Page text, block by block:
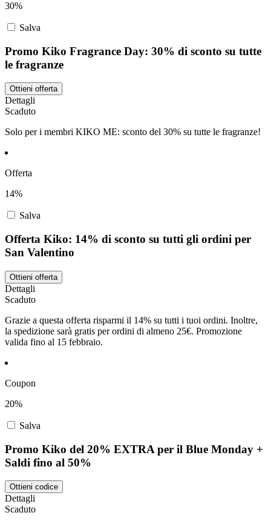
30%
Salva
Promo Kiko Fragrance Day: 30% di sconto su tutte
le fragranze
Ottieni offerta
Dettagli
Scaduto
Solo per i membri KIKO ME: sconto del 30% su tutte le fragranze!
Offerta
14%
Salva
Offerta Kiko: 14% di sconto su tutti gli ordini per
San Valentino
Ottieni offerta
Dettagli
Scaduto
Grazie a questa offerta risparmi il 14% su tutti i tuoi ordini. Inoltre,
la spedizione sarà gratis per ordini di almeno 25€. Promozione
valida fino al 15 febbraio.
Coupon
20%
Salva
Promo Kiko del 20% EXTRA per il Blue Monday +
Saldi fino al 50%
Ottieni codice
Dettagli
Scaduto